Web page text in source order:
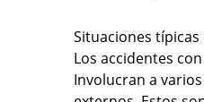
Situaciones
Los accidentes
Involucran a